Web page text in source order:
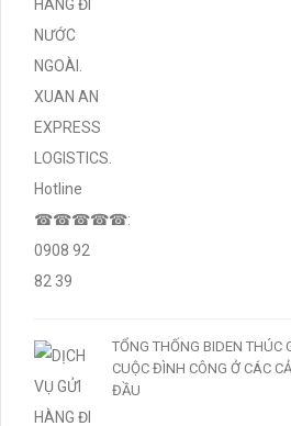
TỔNG THỐNG BIDEN THÚC
CUỘC ĐÌNH CÔNG Ở CÁC
ĐẦU